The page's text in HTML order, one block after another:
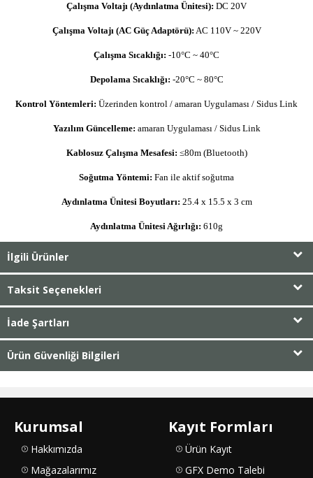
Çalışma Voltajı (Aydınlatma Ünitesi): DC 20V
Çalışma Voltajı (AC Güç Adaptörü): AC 110V ~ 220V
Çalışma Sıcaklığı: -10°C ~ 40°C
Depolama Sıcaklığı: -20°C ~ 80°C
Kontrol Yöntemleri: Üzerinden kontrol / amaran Uygulaması / Sidus Link
Yazılım Güncelleme: amaran Uygulaması / Sidus Link
Kablosuz Çalışma Mesafesi: ≤80m (Bluetooth)
Soğutma Yöntemi: Fan ile aktif soğutma
Aydınlatma Ünitesi Boyutları: 25.4 x 15.5 x 3 cm
Aydınlatma Ünitesi Ağırlığı: 610g
İlgili Ürünler
Taksit Seçenekleri
İade Şartları
Ürün Güvenliği Bilgileri
Kurumsal
Hakkımızda
Mağazalarımız
Kayıt Formları
Ürün Kayıt
GFX Demo Talebi